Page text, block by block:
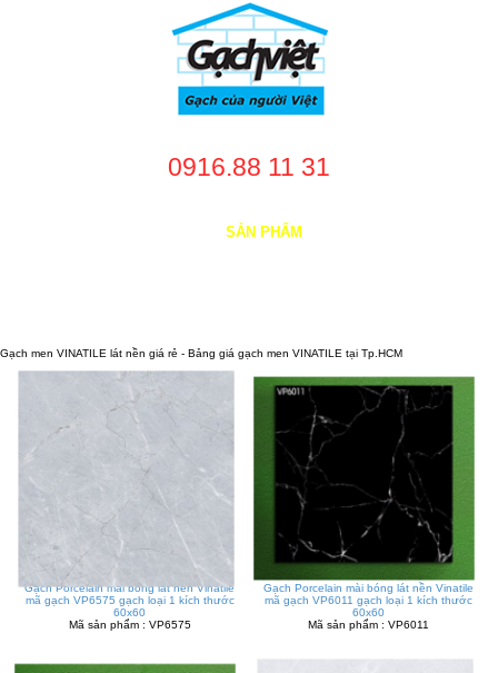
0916.88 11 31
SẢN PHẨM
Gạch men VINATILE lát nền giá rẻ - Bảng giá gạch men VINATILE tại Tp.HCM
Gạch Porcelain mài bóng lát nền Vinatile
mã gạch VP6575 gạch loại 1 kích thước
60x60
Mã sản phẩm : VP6575
Gạch Porcelain mài bóng lát nền Vinatile
mã gạch VP6011 gạch loại 1 kích thước
60x60
Mã sản phẩm : VP6011